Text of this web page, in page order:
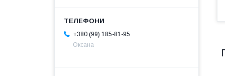
+380 (99) 185-81-95
Оксана